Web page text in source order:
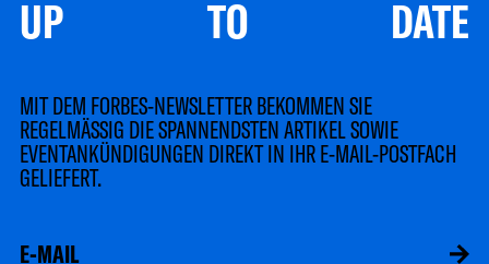
UP TO DATE
MIT DEM FORBES-NEWSLETTER BEKOMMEN SIE
REGELMÄSSIG DIE SPANNENDSTEN ARTIKEL SOWIE
EVENTANKÜNDIGUNGEN DIREKT IN IHR E-MAIL-POSTFACH
GELIEFERT.